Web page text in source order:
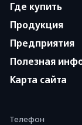
Где купить
Продукция
Предприятия
Полезная
Карта сайта
Телефон